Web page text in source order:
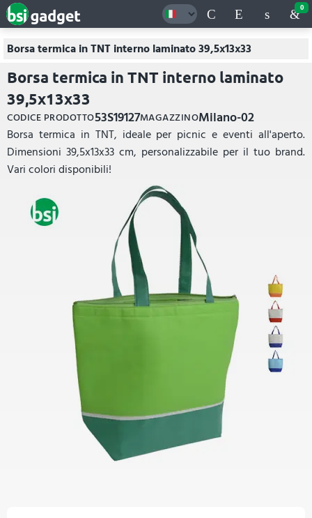
0
Borsa termica in TNT interno laminato 39,5x13x33
Borsa termica in TNT interno laminato
39,5x13x33
CODICE PRODOTTO53S19127MAGAZZINOMilano-02
Borsa termica in TNT, ideale per picnic e eventi all'aperto.
Dimensioni 39,5x13x33 cm, personalizzabile per il tuo brand.
Vari colori disponibili!